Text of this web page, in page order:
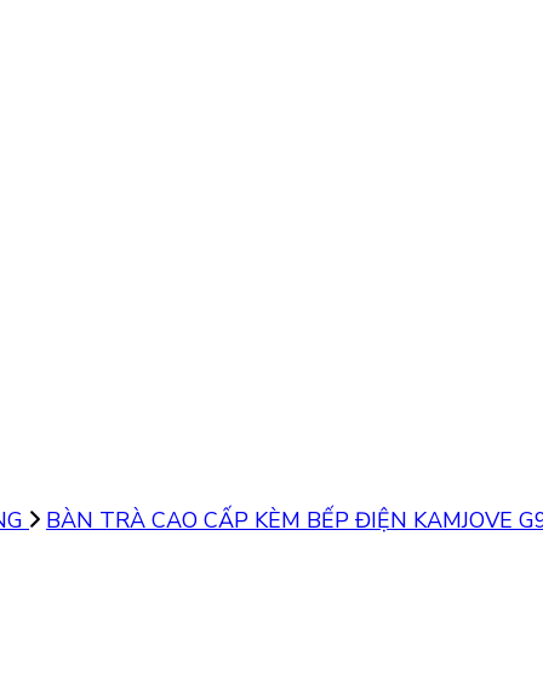
BÀN TRÀ CAO CẤP KÈM BẾP ĐIỆN KAMJOVE